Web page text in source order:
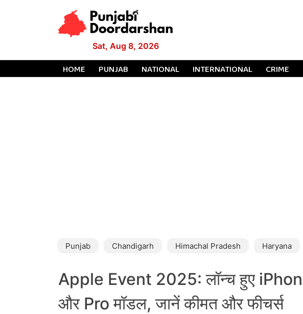
Sat, Aug 8, 2026
HOME PUNJAB NATIONAL INTERNATIONAL CRIME
Punjab Chandigarh Himachal Pradesh Haryana
Apple Event 2025: लॉन्च हुए
और Pro मॉडल, जानें कीमत और फीचर्स